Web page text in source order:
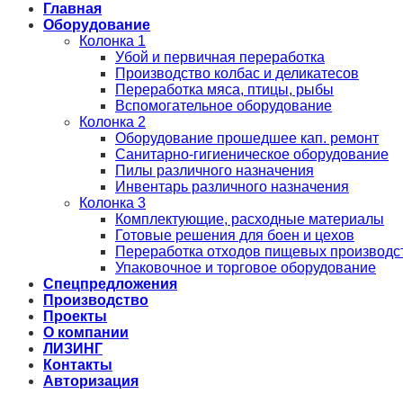
Главная
Оборудование
Колонка 1
Убой и первичная переработка
Производство колбас и деликатесов
Переработка мяса, птицы, рыбы
Вспомогательное оборудование
Колонка 2
Оборудование прошедшее кап. ремонт
Санитарно-гигиеническое оборудование
Пилы различного назначения
Инвентарь различного назначения
Колонка 3
Комплектующие, расходные материалы
Готовые решения для боен и цехов
Переработка отходов пищевых
Упаковочное и торговое оборудование
Спецпредложения
Производство
Проекты
О компании
ЛИЗИНГ
Контакты
Авторизация